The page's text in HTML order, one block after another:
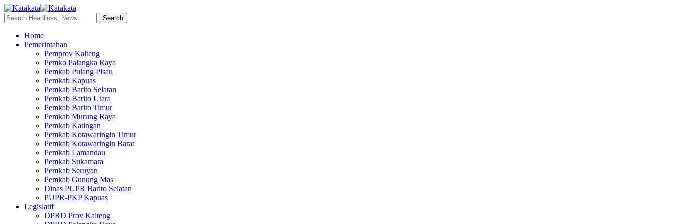
Home
Pemerintahan
Pemprov Kalteng
Pemko Palangka Raya
Pemkab Pulang Pisau
Pemkab Kapuas
Pemkab Barito Selatan
Pemkab Barito Utara
Pemkab Barito Timur
Pemkab Murung Raya
Pemkab Katingan
Pemkab Kotawaringin Timur
Pemkab Kotawaringin Barat
Pemkab Lamandau
Pemkab Sukamara
Pemkab Seruyan
Pemkab Gunung Mas
Dinas PUPR Barito Selatan
PUPR-PKP Kapuas
Legislatif
DPRD Prov Kalteng